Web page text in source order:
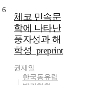
6
체코 민속문
학에 나타난
풍자성과 해
학성_preprint
권재일
한국동유럽